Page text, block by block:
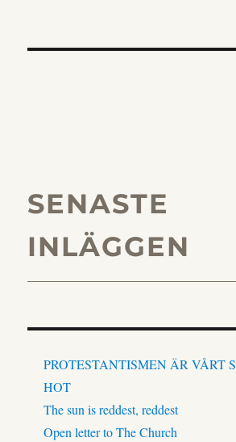
SENASTE
INLÄGGEN
PROTESTANTISMEN ÄR VÅRT
HOT
The sun is reddest, reddest
Open letter to The Church